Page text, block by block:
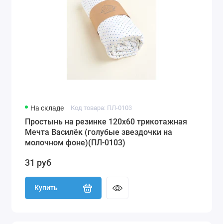
На складе Код товара: ПЛ-0103
Простынь на резинке 120х60 трикотажная
Мечта Василёк (голубые звездочки на
молочном фоне)(ПЛ-0103)
31 руб
Купить